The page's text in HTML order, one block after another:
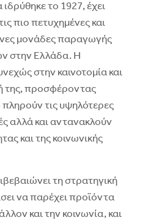
το 1927, έχει
πιο πετυχημένες και
μονάδες παραγωγής
στην Ελλάδα. Η
στην καινοτομία και
της, προσφέροντας
τις υψηλότερες
αλλά και αντανακλούν
και της κοινωνικής
τη στρατηγική
να παρέχει προϊόντα
και την κοινωνία, και